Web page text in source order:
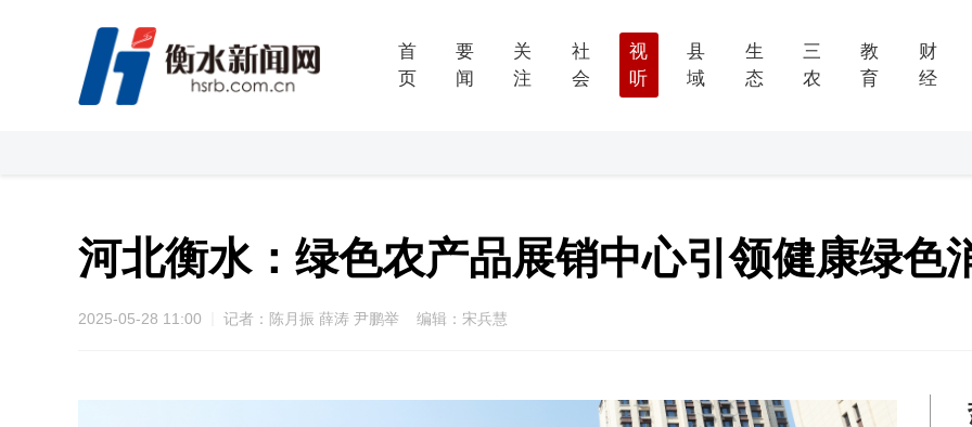
首
页
要
闻
关
注
社
会
视
听
县
域
生
态
三
农
教
育
财
经
河北衡水：绿色农产品展销中心引领健康绿色
2025-05-28 11:00 记者：陈月振 薛涛 尹鹏举 编辑：宋兵慧